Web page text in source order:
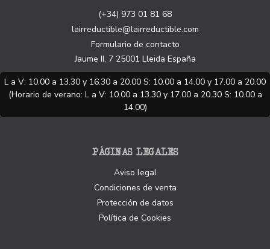
(+34) 973 01 81 68
lairreductible@lairreductible.com
Formulario de contacto
Jaume II, 7 25001 Lleida España
L a V: 10.00 a 13.30 y 16.30 a 20.00 S: 10.00 a 14.00 y 17.00 a 20.00
(Horario de verano: L a V: 10.00 a 13.30 y 17.00 a 20.30 S: 10.00 a
14.00)
PÁGINAS LEGALES
Aviso legal
Condiciones de venta
Protección de datos
Política de Cookies